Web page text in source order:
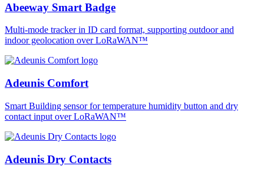
Abeeway Smart Badge
Multi-mode tracker in ID card format, supporting outdoor and
indoor geolocation over LoRaWAN™
Adeunis Comfort
Smart Building sensor for temperature humidity button and dry
contact input over LoRaWAN™
Adeunis Dry Contacts